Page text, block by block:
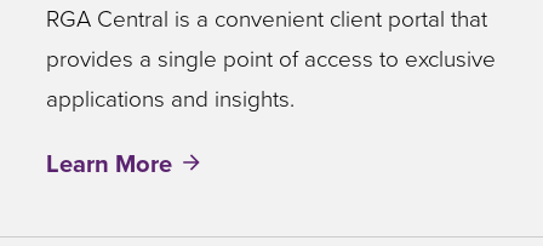
RGA Central is a convenient client portal that
provides a single point of access to exclusive
applications and insights.
Learn More